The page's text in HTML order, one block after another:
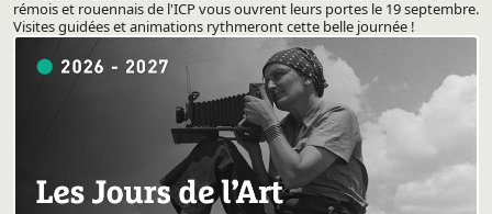
rémois et rouennais de l'ICP vous ouvrent leurs portes le 19 septembre.
Visites guidées et animations rythmeront cette belle journée !